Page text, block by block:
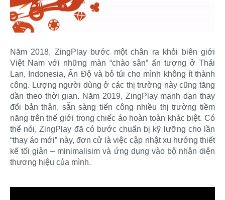
Năm 2018, ZingPlay bước một chân ra khỏi biên giới
Việt Nam với những màn “chào sân” ấn tượng ở Thái
Lan, Indonesia, Ấn Độ và bỏ túi cho mình không ít thành
công. Lượng người dùng ở các thị trường này cũng tăng
dần theo thời gian. Năm 2019, ZingPlay mạnh dạn thay
đổi bản thân, sẵn sàng tiến công nhiều thị trường tiềm
năng trên thế giới trong chiếc áo hoàn toàn khác biệt. Có
thể nói, ZingPlay đã có bước chuẩn bị kỹ lưỡng cho lần
“thay áo mới” này, đơn cử là việc cập nhật xu hướng thiết
kế tối giản – minimalisim và ứng dụng vào bộ nhận diện
thương hiệu của mình.